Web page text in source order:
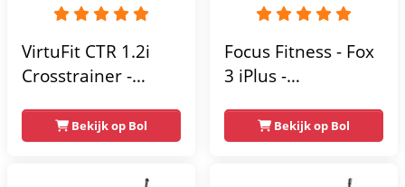
VirtuFit CTR 1.2i
Crosstrainer -
Programma's -
Bluetooth -
Bekijk op Bol
Focus Fitness - Fox
3 iPlus -
Hartslagsensoren -
24
Weerstandsniveaus
Bekijk op Bol